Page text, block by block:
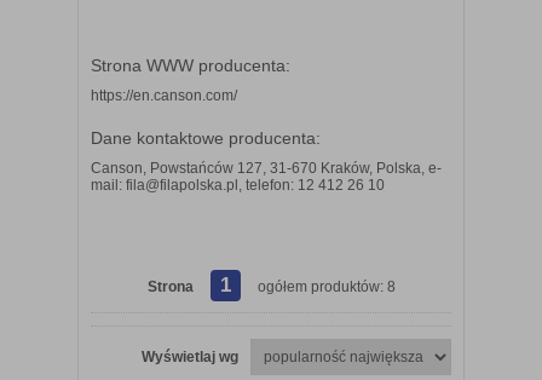
Strona WWW producenta:
https://en.canson.com/
Dane kontaktowe producenta:
Canson, Powstańców 127, 31-670 Kraków, Polska, e-
mail: fila@filapolska.pl, telefon: 12 412 26 10
Strona 1 ogółem produktów: 8
Wyświetlaj wg